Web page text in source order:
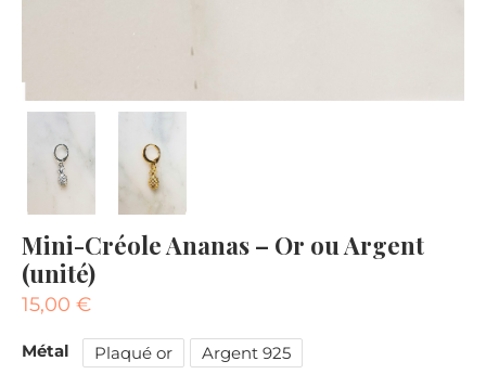
Mini-Créole Ananas – Or ou Argent
(unité)
15,00 €
Métal Plaqué or Argent 925